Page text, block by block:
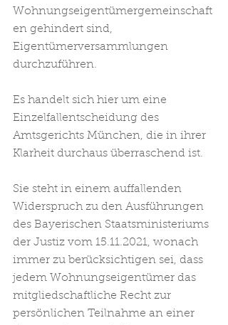
Wohnungseigentümergemeinschaft
en gehindert sind,
Eigentümerversammlungen
durchzuführen.
Es handelt sich hier um eine
Einzelfallentscheidung des
Amtsgerichts München, die in ihrer
Klarheit durchaus überraschend ist.
Sie steht in einem auffallenden
Widerspruch zu den Ausführungen
des Bayerischen Staatsministeriums
der Justiz vom 15.11.2021, wonach
immer zu berücksichtigen sei, dass
jedem Wohnungseigentümer das
mitgliedschaftliche Recht zur
persönlichen Teilnahme an einer